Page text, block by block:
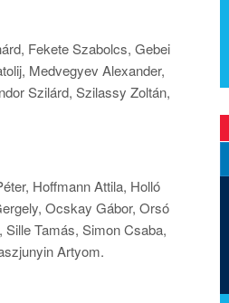
Fekete Szabolcs, Gebei
Medvegyev Alexander,
Szilárd, Szilassy Zoltán,
Hoffmann Attila, Holló
Ocskay Gábor, Orsó
Tamás, Simon Csaba,
Artyom.